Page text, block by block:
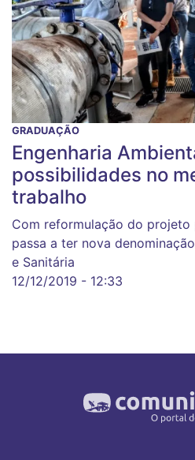
GRADUAÇÃO
Engenharia
possibilidades no
trabalho
Com reformulação do
passa a ter nova
e Sanitária
12/12/2019 - 12:33